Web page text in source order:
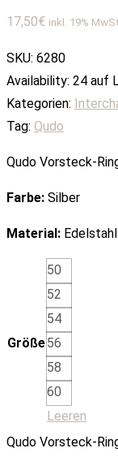
17,50€ inkl. 19%
SKU: 6280
Availability: 24 auf
Kategorien:
Tag: Qudo
Qudo Vorsteck-
Farbe: Silber
Material: Edelstahl
Größe
50
52
54
56
58
60
Leeren
Qudo Vorsteck-